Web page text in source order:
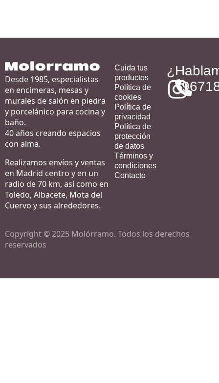
Desde 1985, especialistas
en encimeras, mesas y
murales de salón en piedra
y porcelánico para cocina y
baño.
40 años creando espacios
con alma.
Realizamos envíos y ventas
en Madrid centro y en un
radio de 70 km, así como en
Toledo, Albacete, Mota del
Cuervo y sus alrededores.
Cuida tus
productos
Política de
cookies
Política de
privacidad
Política de
protección
de datos
Términos y
condiciones
Contacto
Copyright © 2025 Molórramo. Todos los derechos
reservados